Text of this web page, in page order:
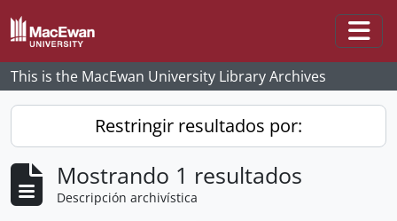
Skip to main content
This is the MacEwan University Library Archives
Restringir resultados por:
Mostrando 1 resultados
Descripción archivística